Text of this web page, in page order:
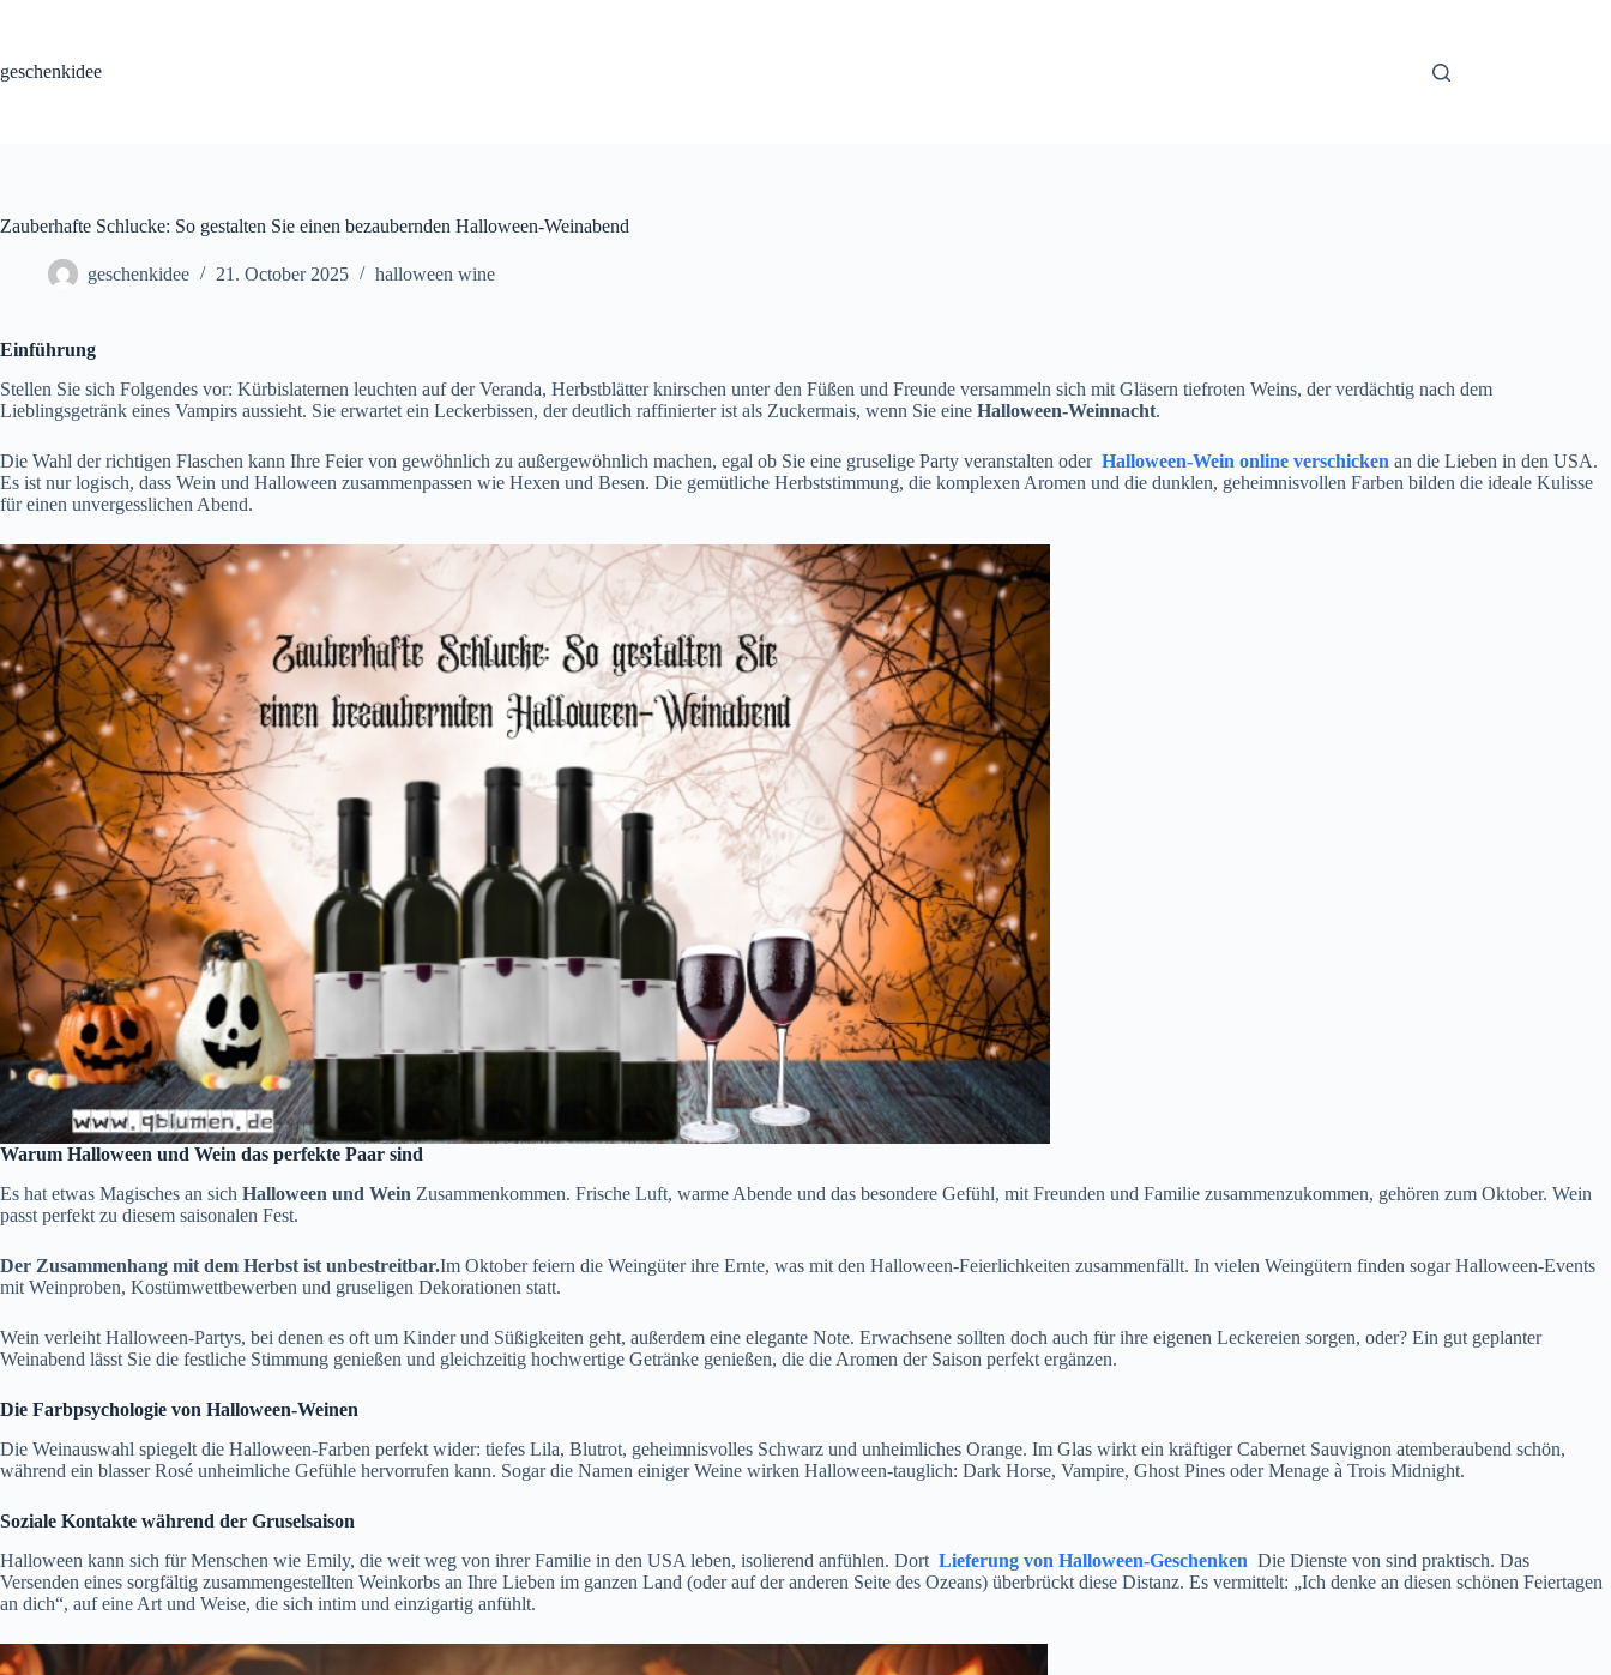
geschenkidee
Zauberhafte Schlucke: So gestalten Sie einen bezaubernden Halloween-Weinabend
geschenkidee 21. October 2025 halloween wine
Einführung
Stellen Sie sich Folgendes vor: Kürbislaternen leuchten auf der Veranda, Herbstblätter knirschen unter den Füßen und Freunde versammeln sich mit Gläsern tiefroten Weins, der verdächtig nach dem
Lieblingsgetränk eines Vampirs aussieht. Sie erwartet ein Leckerbissen, der deutlich raffinierter ist als Zuckermais, wenn Sie eine Halloween-Weinnacht.
Die Wahl der richtigen Flaschen kann Ihre Feier von gewöhnlich zu außergewöhnlich machen, egal ob Sie eine gruselige Party veranstalten oder Halloween-Wein online verschicken an die Lieben in den USA.
Es ist nur logisch, dass Wein und Halloween zusammenpassen wie Hexen und Besen. Die gemütliche Herbststimmung, die komplexen Aromen und die dunklen, geheimnisvollen Farben bilden die ideale Kulisse
für einen unvergesslichen Abend.
Warum Halloween und Wein das perfekte Paar sind
Es hat etwas Magisches an sich Halloween und Wein Zusammenkommen. Frische Luft, warme Abende und das besondere Gefühl, mit Freunden und Familie zusammenzukommen, gehören zum Oktober. Wein
passt perfekt zu diesem saisonalen Fest.
Der Zusammenhang mit dem Herbst ist unbestreitbar.Im Oktober feiern die Weingüter ihre Ernte, was mit den Halloween-Feierlichkeiten zusammenfällt. In vielen Weingütern finden sogar Halloween-Events
mit Weinproben, Kostümwettbewerben und gruseligen Dekorationen statt.
Wein verleiht Halloween-Partys, bei denen es oft um Kinder und Süßigkeiten geht, außerdem eine elegante Note. Erwachsene sollten doch auch für ihre eigenen Leckereien sorgen, oder? Ein gut geplanter
Weinabend lässt Sie die festliche Stimmung genießen und gleichzeitig hochwertige Getränke genießen, die die Aromen der Saison perfekt ergänzen.
Die Farbpsychologie von Halloween-Weinen
Die Weinauswahl spiegelt die Halloween-Farben perfekt wider: tiefes Lila, Blutrot, geheimnisvolles Schwarz und unheimliches Orange. Im Glas wirkt ein kräftiger Cabernet Sauvignon atemberaubend schön,
während ein blasser Rosé unheimliche Gefühle hervorrufen kann. Sogar die Namen einiger Weine wirken Halloween-tauglich: Dark Horse, Vampire, Ghost Pines oder Menage à Trois Midnight.
Soziale Kontakte während der Gruselsaison
Halloween kann sich für Menschen wie Emily, die weit weg von ihrer Familie in den USA leben, isolierend anfühlen. Dort Lieferung von Halloween-Geschenken Die Dienste von sind praktisch. Das
Versenden eines sorgfältig zusammengestellten Weinkorbs an Ihre Lieben im ganzen Land (oder auf der anderen Seite des Ozeans) überbrückt diese Distanz. Es vermittelt: „Ich denke an diesen schönen Feiertagen
an dich“, auf eine Art und Weise, die sich intim und einzigartig anfühlt.